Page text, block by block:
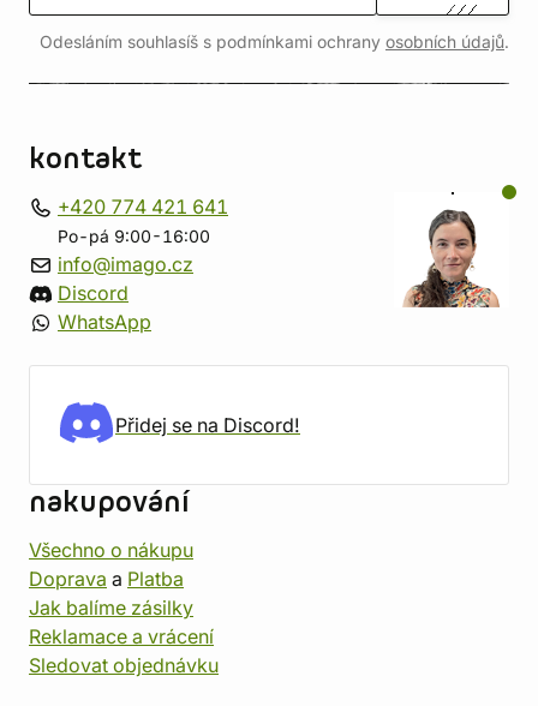
Odesláním souhlasíš s podmínkami ochrany osobních údajů.
kontakt
+420 774 421 641
Po-pá 9:00-16:00
info@imago.cz
Discord
WhatsApp
Přidej se na Discord!
nakupování
Všechno o nákupu
Doprava a Platba
Jak balíme zásilky
Reklamace a vrácení
Sledovat objednávku